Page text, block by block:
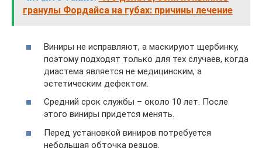
гранулы Фордайса на губах: причины лечение
Виниры не исправляют, а маскируют щербинку,
поэтому подходят только для тех случаев, когда
диастема является не медицинским, а
эстетическим дефектом.
Средний срок службы – около 10 лет. После
этого виниры придется менять.
Перед установкой виниров потребуется
небольшая обточка резцов.